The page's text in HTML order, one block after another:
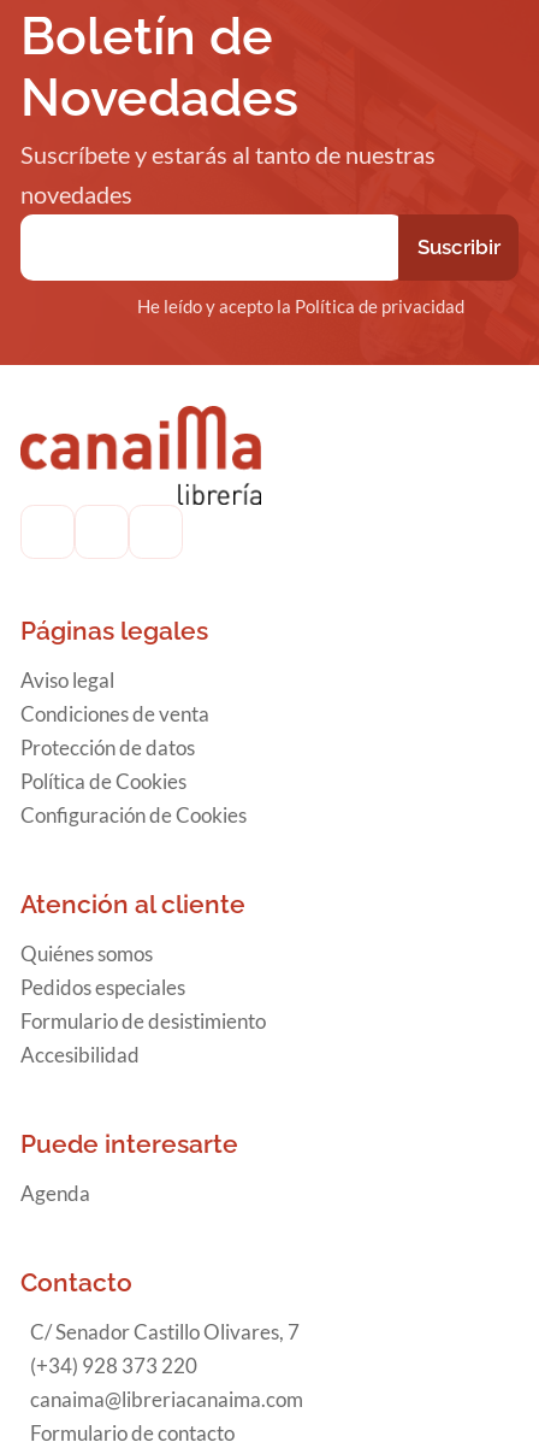
Boletín de
Novedades
Suscríbete y estarás al tanto de nuestras
novedades
He leído y acepto la Política de privacidad
Páginas legales
Aviso legal
Condiciones de venta
Protección de datos
Política de Cookies
Configuración de Cookies
Atención al cliente
Quiénes somos
Pedidos especiales
Formulario de desistimiento
Accesibilidad
Puede interesarte
Agenda
Contacto
C/ Senador Castillo Olivares, 7
(+34) 928 373 220
canaima@libreriacanaima.com
Formulario de contacto